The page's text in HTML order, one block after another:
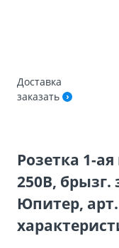
Доставка
заказать
Розетка 1-
250В, брызг.
Юпитер, арт.